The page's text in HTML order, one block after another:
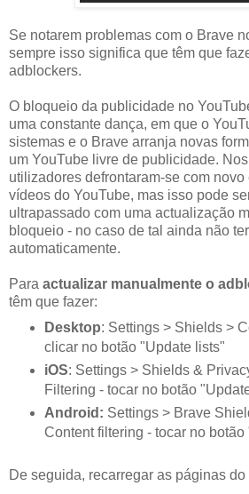
Se notarem problemas com o Brave
sempre isso significa que têm que
adblockers.
O bloqueio da publicidade no
uma constante dança, em que o
sistemas e o Brave arranja novas
um YouTube livre de publicidade.
utilizadores defrontaram-se com novo
vídeos do YouTube, mas isso pode
ultrapassado com uma actualização
bloqueio - no caso de tal ainda não
automaticamente.
Para actualizar manualmente o
têm que fazer:
Desktop: Settings > Shields >
clicar no botão "Update lists"
iOS: Settings > Shields &
Filtering - tocar no botão
Android: Settings > Brave
Content filtering - tocar no
De seguida, recarregar as páginas